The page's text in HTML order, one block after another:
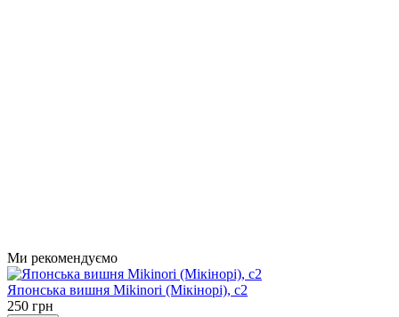
Ми рекомендуємо
Японська вишня Mikinori (Мікінорі), с2
250 грн